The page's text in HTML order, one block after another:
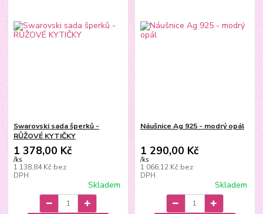
Swarovski sada šperků -
RŮŽOVÉ KYTIČKY
1 378,00 Kč
/ks
1 138,84 Kč bez
DPH
Skladem
Náušnice Ag 925 - modrý opál
1 290,00 Kč
/ks
1 066,12 Kč bez
DPH
Skladem